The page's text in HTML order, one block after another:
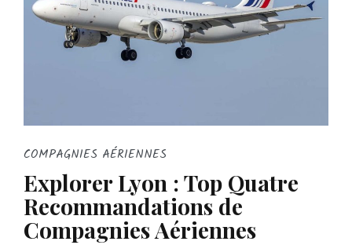
COMPAGNIES AÉRIENNES
Explorer Lyon : Top Quatre
Recommandations de
Compagnies Aériennes